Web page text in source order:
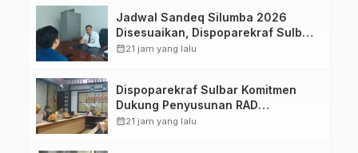
Jadwal Sandeq Silumba 2026
Disesuaikan, Dispoparekraf Sulbar
Pastikan Persiapan Tetap
calendar_month21 jam yang lalu
Dispoparekraf Sulbar Komitmen
Dukung Penyusunan RAD
TPB/SDGs Sulawesi Barat
calendar_month21 jam yang lalu